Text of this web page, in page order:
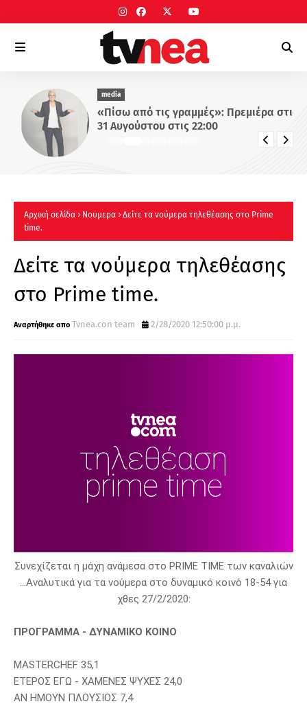
media
«Πίσω από τις γραμμές»: Πρεμιέρα στις
31 Αυγούστου στις 22:00
Αρχική σελίδα Νουμερα
Δείτε τα νούμερα τηλεθέασης στο Prime
time.
Δείτε τα νούμερα τηλεθέασης
στο Prime time.
Tvnea.con team 2/28/2020 12:50:00 μ.μ.
Συνεχίζεται η μάχη ανάμεσα στο PRIME TIME των καναλιών
Αναλυτικά για τα νούμερα στο δυναμικό κοινό 18-54 για
χθες 27/2/2020:
ΠΡΟΓΡΑΜΜΑ - ΔΥΝΑΜΙΚΟ ΚΟΙΝΟ
MASTERCHEF 35,1
ΕΤΕΡΟΣ ΕΓΩ - ΧΑΜΕΝΕΣ ΨΥΧΕΣ 24,0
ΑΝ ΗΜΟΥΝ ΠΛΟΥΣΙΟΣ 7,4